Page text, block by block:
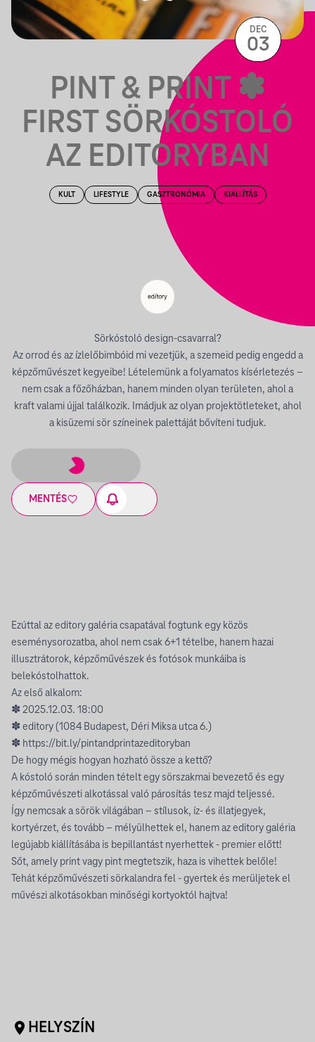
PINT & PRINT ✽
FIRST SÖRKÓSTOLÓ
AZ EDITORYBAN
KULT LIFESTYLE GASZTRONÓMIA KIÁLLÍTÁS
Sörkóstoló design-csavarral?
Az orrod és az ízlelőbimbóid mi vezetjük, a szemeid pedig engedd a
képzőművészet kegyeibe! Lételemünk a folyamatos kísérletezés –
nem csak a főzőházban, hanem minden olyan területen, ahol a
kraft valami újjal találkozik. Imádjuk az olyan projektötleteket, ahol
a kisüzemi sör színeinek palettáját bővíteni tudjuk.
MENTÉS
DEC
03
Ezúttal az editory galéria csapatával fogtunk egy közös
eseménysorozatba, ahol nem csak 6+1 tételbe, hanem hazai
illusztrátorok, képzőművészek és fotósok munkáiba is
belekóstolhattok.
Az első alkalom:
✽ 2025.12.03. 18:00
✽ editory (1084 Budapest, Déri Miksa utca 6.)
✽ https://bit.ly/pintandprintazeditoryban
De hogy mégis hogyan hozható össze a kettő?
A kóstoló során minden tételt egy sörszakmai bevezető és egy
képzőművészeti alkotással való párosítás tesz majd teljessé.
Így nemcsak a sörök világában – stílusok, íz- és illatjegyek,
kortyérzet, és tovább – mélyülhettek el, hanem az editory galéria
legújabb kiállításába is bepillantást nyerhettek - premier előtt!
Sőt, amely print vagy pint megtetszik, haza is vihettek belőle!
Tehát képzőművészeti sörkalandra fel - gyertek és merüljetek el
művészi alkotásokban minőségi kortyoktól hajtva!
HELYSZÍN